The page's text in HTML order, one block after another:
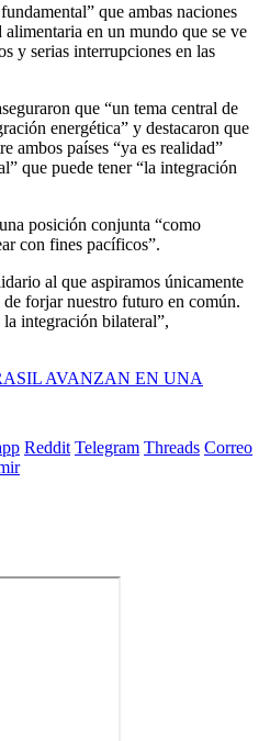
que ambas naciones
alimentaria en un mundo que se ve
y serias interrupciones en las
que “un tema central de
energética” y destacaron que
ambos países “ya es realidad”
que puede tener “la integración
posición conjunta “como
con fines pacíficos”.
al que aspiramos únicamente
forjar nuestro futuro en común.
la integración bilateral”,
AVANZAN EN UNA
Reddit Telegram Threads Correo